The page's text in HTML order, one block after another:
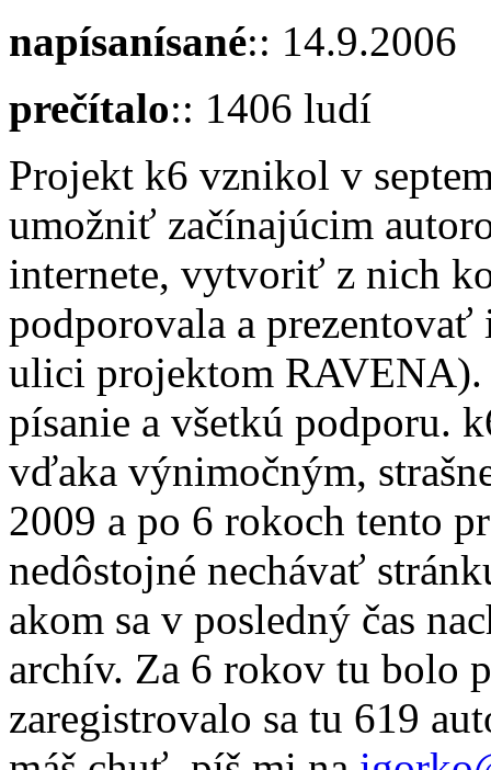
napísanísané:: 14.9.2006
prečítalo:: 1406 ludí
Projekt k6 vznikol v
umožniť začínajúcim
internete, vytvoriť z nich
podporovala a
ulici projektom RAVENA).
písanie a všetkú podporu.
vďaka výnimočným,
2009 a po 6 rokoch tento
nedôstojné nechávať
akom sa v posledný čas
archív. Za 6 rokov tu bolo
zaregistrovalo sa tu 619